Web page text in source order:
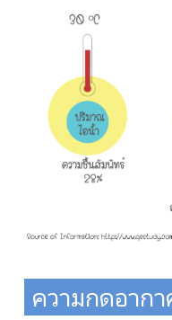
ความกดอาก